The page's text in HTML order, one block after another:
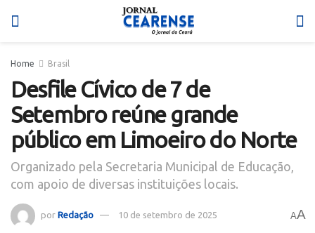
Home Brasil
Desfile Cívico de 7 de
Setembro reúne grande
público em Limoeiro do Norte
Organizado pela Secretaria Municipal de Educação,
com apoio de diversas instituições locais.
por Redação 10 de setembro de 2025 AA